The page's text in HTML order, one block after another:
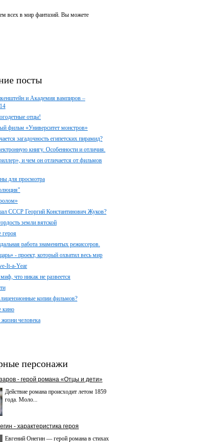
всех в мир фантазий. Вы можете
посты
и Академия вампиров –
отцы!
фильм «Университет монстров»
загадочность египетских пирамид?
книгу. Особенности и отличия.
и чем он отличается от фильмов
для просмотра
СССР Георгий Константинович Жуков?
земли вятской
героя
работа знаменитых режиссеров.
- проект, который охватил весь мир
It-a-Year
что никак не развеется
копии фильмов?
кино
человека
персонажи
- герой романа «Отцы и дети»
Действие романа происходит летом 1859
года. Моло...
- характеристика героя
Евгений Онегин — герой романа в стихах